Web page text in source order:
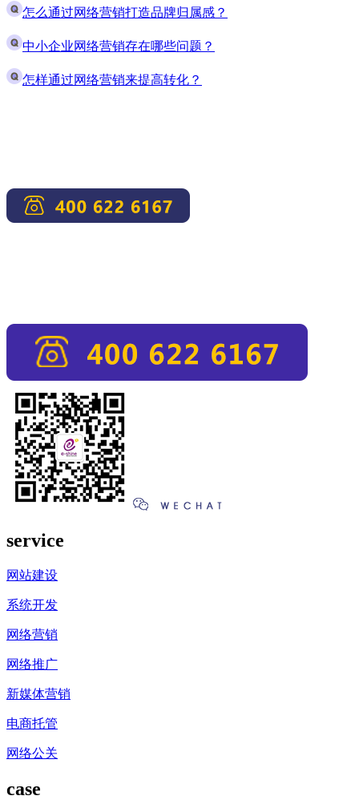
怎么通过网络营销打造品牌归属感？
中小企业网络营销存在哪些问题？
怎样通过网络营销来提高转化？
service
网站建设
系统开发
网络营销
网络推广
新媒体营销
电商托管
网络公关
case